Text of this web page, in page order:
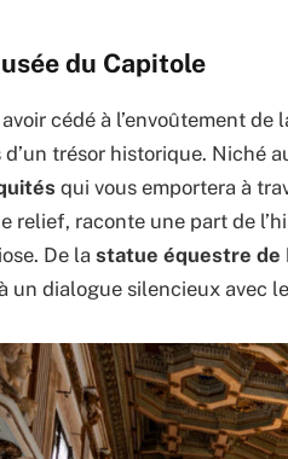
du Capitole
cédé à l’envoûtement de
d’un trésor historique. Niché
qui vous emportera à
relief, raconte une part de
De la statue équestre de
un dialogue silencieux avec